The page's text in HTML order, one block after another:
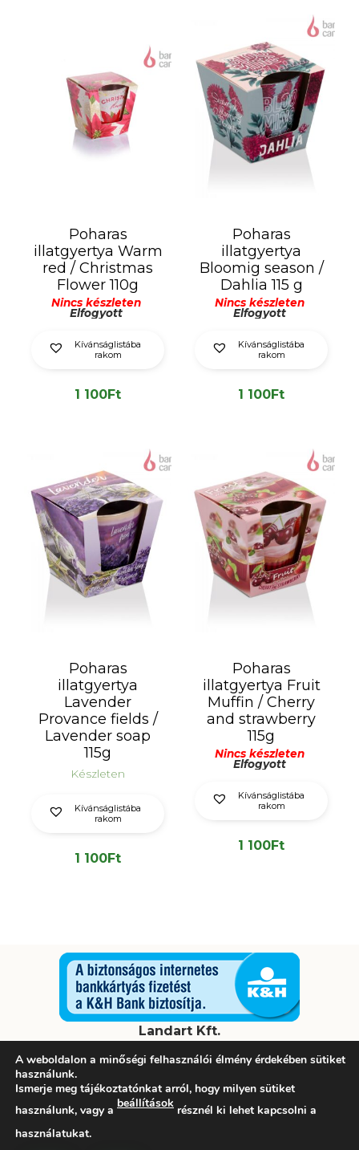
Poharas
illatgyertya Warm
red / Christmas
Flower 110g
Nincs készleten
Elfogyott
Kívánságlistába
rakom
1 100Ft
Poharas
illatgyertya
Bloomig season /
Dahlia 115 g
Nincs készleten
Elfogyott
Kívánságlistába
rakom
1 100Ft
Poharas
illatgyertya
Lavender
Provance fields /
Lavender soap
115g
Készleten
Kívánságlistába
rakom
1 100Ft
Poharas
illatgyertya Fruit
Muffin / Cherry
and strawberry
115g
Nincs készleten
Elfogyott
Kívánságlistába
rakom
1 100Ft
Landart Kft.
Tel: +36 20 424 6604 | Email: info@landart.hu
Vásárlási Információk
Szállítási Információk
Adatvédelmi Tájékoztató
A weboldalon a minőségi felhasználói élmény érdekében sütiket
használunk.
Ismerje meg tájékoztatónkat arról, hogy milyen sütiket
használunk, vagy a beállítások résznél ki lehet kapcsolni a
használatukat.